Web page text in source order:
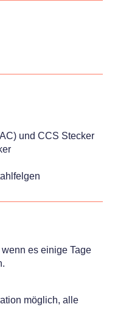
und CCS Stecker
es einige Tage
möglich, alle